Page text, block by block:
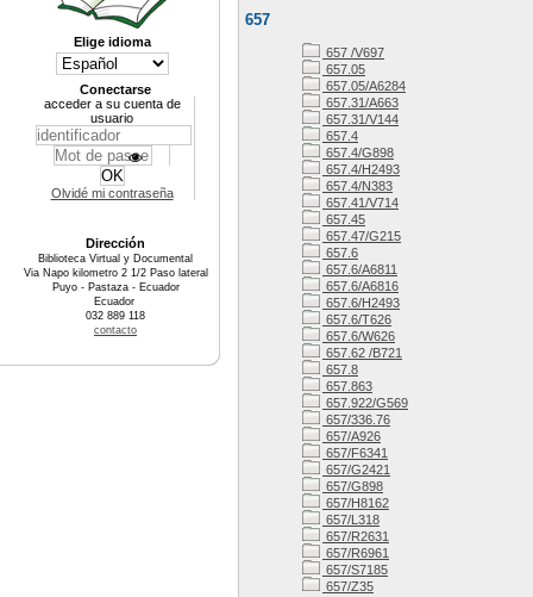
657
657 /V697
657.05
657.05/A6284
657.31/A663
657.31/V144
657.4
657.4/G898
657.4/H2493
657.4/N383
657.41/V714
657.45
657.47/G215
657.6
657.6/A6811
657.6/A6816
657.6/H2493
657.6/T626
657.6/W626
657.62 /B721
657.8
657.863
657.922/G569
657/336.76
657/A926
657/F6341
657/G2421
657/G898
657/H8162
657/L318
657/R2631
657/R6961
657/S7185
657/Z35
Elige idioma
Conectarse
acceder a su cuenta de
usuario
Olvidé mi contraseña
Dirección
Biblioteca Virtual y Documental
Via Napo kilometro 2 1/2 Paso lateral
Puyo - Pastaza - Ecuador
Ecuador
032 889 118
contacto